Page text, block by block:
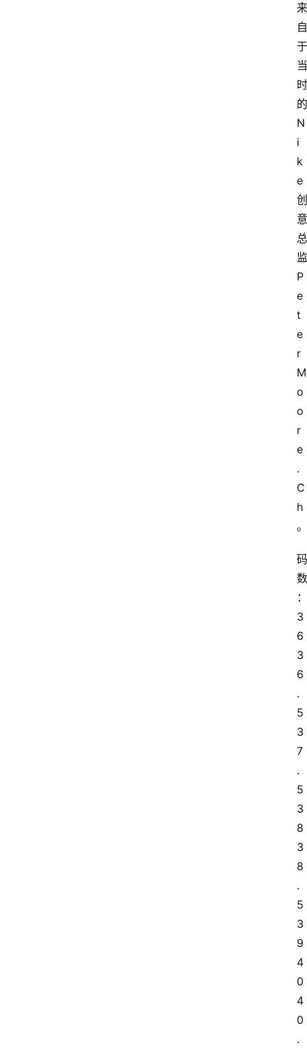
来
自
于
当
时
的
N
i
k
e
创
意
总
监
P
e
t
e
r
M
o
o
r
e
.
C
h
。
码
数
：
3
6
3
6
.
5
3
7
.
5
3
8
3
8
.
5
3
9
4
0
4
0
.